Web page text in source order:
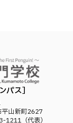
パス
平山新町2627
1211 （代表）